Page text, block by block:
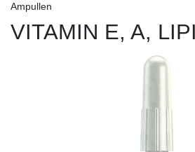
Ampullen
VITAMIN E, A,